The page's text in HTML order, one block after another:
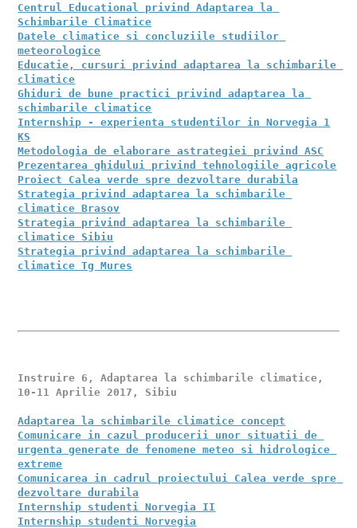
Centrul Educational privind Adaptarea la
Schimbarile Climatice
Datele climatice si concluziile studiilor
meteorologice
Educatie, cursuri privind adaptarea la schimbarile
climatice
Ghiduri de bune practici privind adaptarea la
schimbarile climatice
Internship - experienta studentilor in Norvegia 1
KS
Metodologia de elaborare astrategiei privind ASC
Prezentarea ghidului privind tehnologiile agricole
Proiect Calea verde spre dezvoltare durabila
Strategia privind adaptarea la schimbarile
climatice Brasov
Strategia privind adaptarea la schimbarile
climatice Sibiu
Strategia privind adaptarea la schimbarile
climatice Tg Mures
Instruire 6, Adaptarea la schimbarile climatice,
10-11 Aprilie 2017, Sibiu
Adaptarea la schimbarile climatice concept
Comunicare in cazul producerii unor situatii de
urgenta generate de fenomene meteo si hidrologice
extreme
Comunicarea in cadrul proiectului Calea verde spre
dezvoltare durabila
Internship studenti Norvegia II
Internship studenti Norvegia